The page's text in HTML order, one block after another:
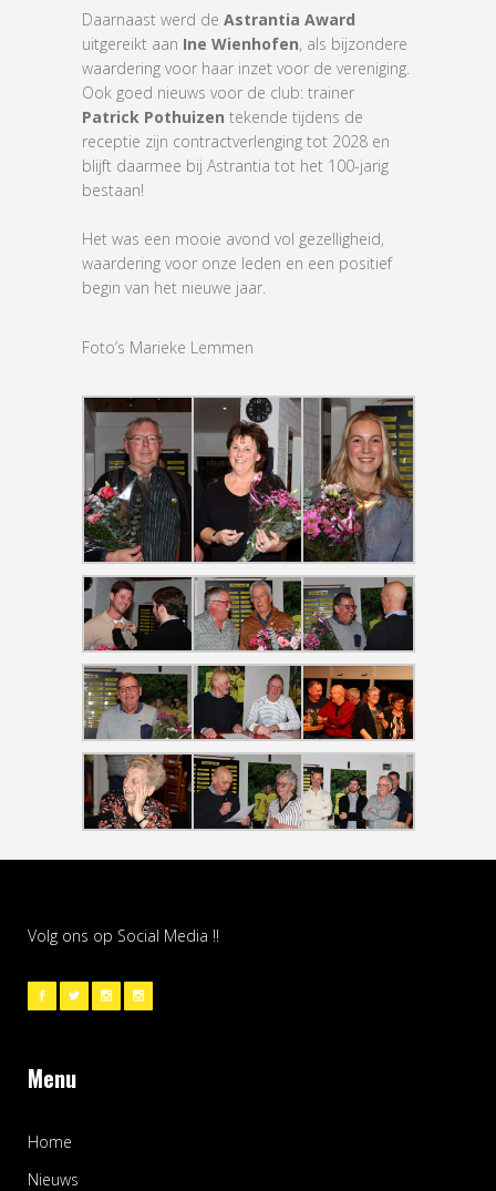
Daarnaast werd de Astrantia Award
uitgereikt aan Ine Wienhofen, als bijzondere
waardering voor haar inzet voor de vereniging.
Ook goed nieuws voor de club: trainer
Patrick Pothuizen tekende tijdens de
receptie zijn contractverlenging tot 2028 en
blijft daarmee bij Astrantia tot het 100-jarig
bestaan!
Het was een mooie avond vol gezelligheid,
waardering voor onze leden en een positief
begin van het nieuwe jaar.
Foto’s Marieke Lemmen
Volg ons op Social Media !!
Menu
Home
Nieuws